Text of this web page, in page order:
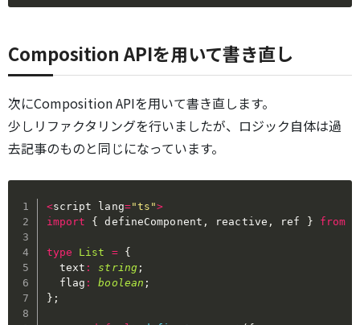
Composition APIを用いて書き直し
次にComposition APIを用いて書き直します。
少しリファクタリングを行いましたが、ロジック自体は過
去記事のものと同じになっています。
<script lang="ts">
import
{ defineComponent , reactive , ref } from
type List =
{
  text
: string;
  flag
: boolean ;
} ;